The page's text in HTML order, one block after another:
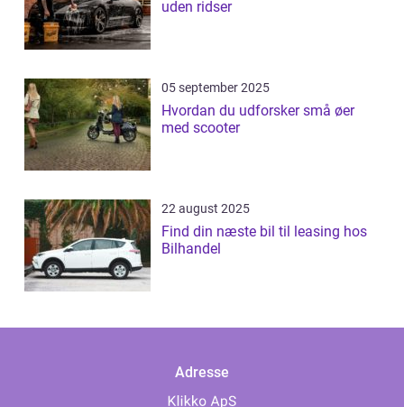
uden ridser
05 september 2025
Hvordan du udforsker små øer
med scooter
22 august 2025
Find din næste bil til leasing hos
Bilhandel
Adresse